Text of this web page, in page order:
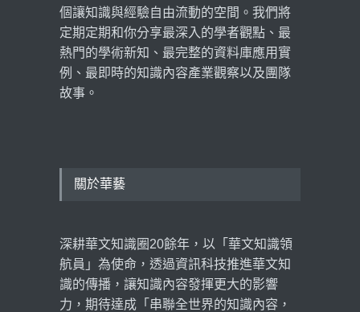
個讓知識與經驗自由流動的空間。我們將
定期定期和你分享最深入的學者觀點、最
熱門的學術新知、最完整的資料庫應用實
例、最即時的知識內容產業觀察以及團隊
故事。
關於華藝
深耕華文知識圈20餘年，以「華文知識領
航員」為使命，透過資訊科技推進華文知
識的傳播，讓知識內容發揮更大的影響
力，期待達成「串聯全世界的知識內容，